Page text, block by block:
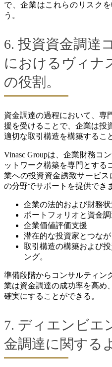
で、企業はこれらのリスク
う。
6. 投資資金調達
におけるヴィナ
の役割。
資金調達の過程において、専
援を受けることで、企業は投
適切な取引構造を構築するこ
Vinasc Groupは、企業財務コ
ットワーク構築を専門とする
業への投資資金誘致サービス
の分野でサポートを提供でき
企業の法的および財務状
ポートフォリオと資金調
企業価値評価支援
潜在的な投資家とつなが
取引構造の構築および
ング。
準備段階からコンサルティン
業は資金調達の成功率を高め
確実にすることができる。
7. ディエンビエ
金調達に関する